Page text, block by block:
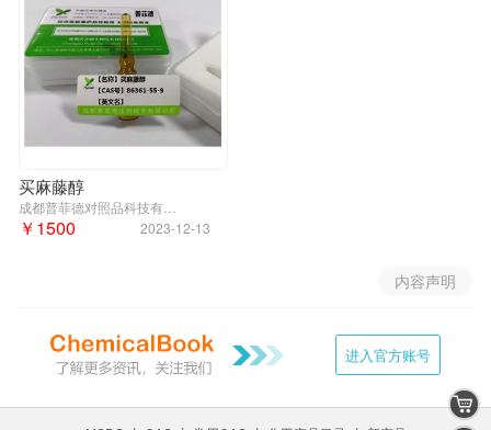
买麻藤醇
2023-12-13
￥1500
内容声明
进入官方账号